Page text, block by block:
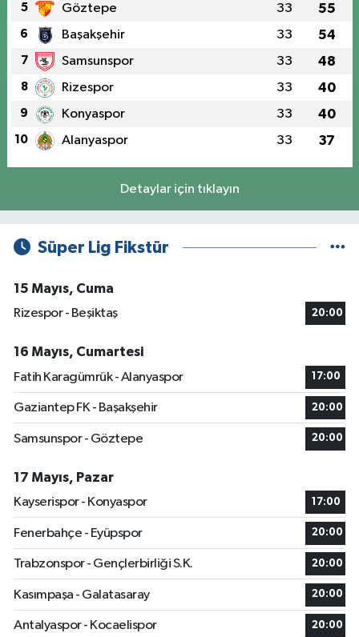
5 Göztepe 33 55
6 Başakşehir 33 54
7 Samsunspor 33 48
8 Rizespor 33 40
9 Konyaspor 33 40
10 Alanyaspor 33 37
Detaylar için tıklayın
Süper Lig Fikstür
15 Mayıs, Cuma
Rizespor - Beşiktaş
20:00
16 Mayıs, Cumartesi
Fatih Karagümrük - Alanyaspor
17:00
Gaziantep FK - Başakşehir 20:00
Samsunspor - Göztepe 20:00
17 Mayıs, Pazar
Kayserispor - Konyaspor
17:00
Fenerbahçe - Eyüpspor 20:00
Trabzonspor - Gençlerbirliği S.K. 20:00
Kasımpaşa - Galatasaray 20:00
Antalyaspor - Kocaelispor 20:00